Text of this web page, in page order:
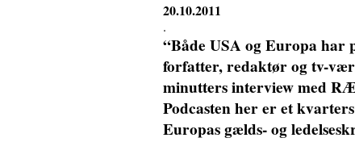
20.10.2011
.
“Både USA og Europa har
forfatter, redaktør og tv-
minutters interview med
Podcasten her er et
Europas gælds- og